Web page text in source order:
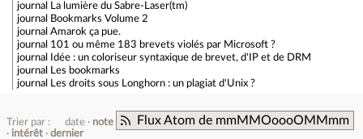
journal
La lumière du Sabre-Laser(tm)
journal
Bookmarks Volume 2
journal Amarok ça pue.
journal 101 ou même 183 brevets violés par Microsoft ?
journal
Idée : un coloriseur syntaxique de brevet, d'IP et de DRM
journal
Les bookmarks
journal
Les droits sous Longhorn : un plagiat d'Unix ?
Flux Atom de mmMMOoooOMMmm
Trier par : date
note
intérêt
dernier